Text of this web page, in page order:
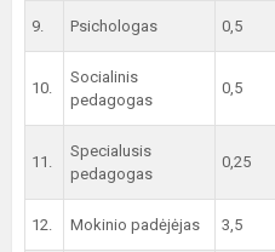
9. Psichologas 0,5
10.
Socialinis
pedagogas
0,5
11.
Specialusis
pedagogas
0,25
12. Mokinio padėjėjas 3,5